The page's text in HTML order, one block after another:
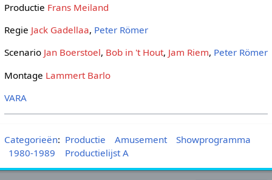
Productie Frans Meiland
Regie Jack Gadellaa, Peter Römer
Scenario Jan Boerstoel, Bob in 't Hout, Jam Riem, Peter Römer
Montage Lammert Barlo
VARA
Categorieën: Productie Amusement
Showprogramma
1980-1989
Productielijst A